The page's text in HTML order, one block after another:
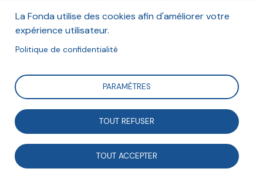
Suivre
publics et des associations. Pourtant, il y a lieu de
craindre que leurs activités continuent à manquer
d’investissements, alors qu’elles ont des impacts
sociaux conséquents.
La Fonda utilise des cookies afin d'améliorer votre
expérience utilisateur.
Politique de confidentialité
PARAMÈTRES
TOUT REFUSER
TOUT ACCEPTER